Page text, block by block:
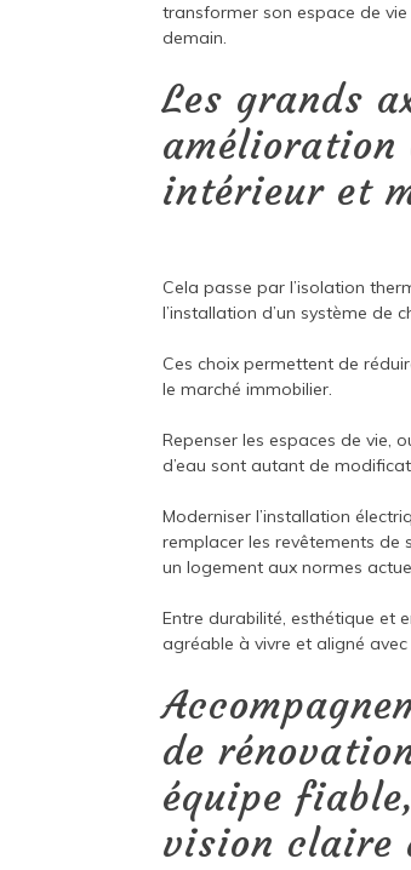
transformer son espace de
demain.
Les grands
amélioration
intérieur et
Cela passe par l’isolation
l’installation d’un système
Ces choix permettent de
le marché immobilier.
Repenser les espaces de vie,
d’eau sont autant de
Moderniser l’installation
remplacer les revêtements
un logement aux normes
Entre durabilité, esthétique et
agréable à vivre et aligné
de
équipe
vision claire